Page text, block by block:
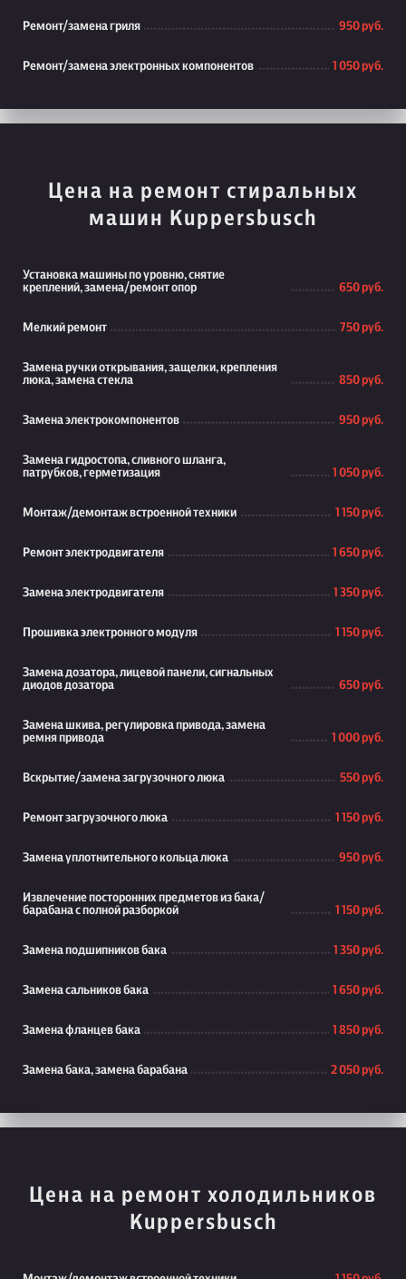
Ремонт/замена гриля 950 руб.
Ремонт/замена электронных компонентов 1 050 руб.
Цена на ремонт стиральных
машин Kuppersbusch
Установка машины по уровню, снятие
креплений, замена/ремонт опор
650 руб.
Мелкий ремонт 750 руб.
Замена ручки открывания, защелки, крепления
люка, замена стекла
850 руб.
Замена электрокомпонентов 950 руб.
Замена гидростопа, сливного шланга,
патрубков, герметизация
1 050 руб.
Монтаж/демонтаж встроенной техники 1 150 руб.
Ремонт электродвигателя 1 650 руб.
Замена электродвигателя 1 350 руб.
Прошивка электронного модуля 1 150 руб.
Замена дозатора, лицевой панели, сигнальных
диодов дозатора
650 руб.
Замена шкива, регулировка привода, замена
ремня привода
1 000 руб.
Вскрытие/замена загрузочного люка 550 руб.
Ремонт загрузочного люка 1 150 руб.
Замена уплотнительного кольца люка 950 руб.
Извлечение посторонних предметов из бака/
барабана с полной разборкой
1 150 руб.
Замена подшипников бака 1 350 руб.
Замена сальников бака 1 650 руб.
Замена фланцев бака 1 850 руб.
Замена бака, замена барабана 2 050 руб.
Цена на ремонт холодильников
Kuppersbusch